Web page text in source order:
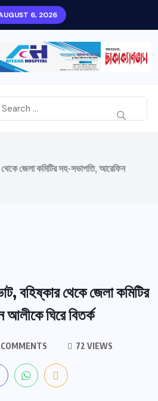
6, 2026
থেকে জেলা কমিটির সহ-সভাপতি, আরেফিন
বহিষ্কার থেকে জেলা কমিটির
ঘিরে বিতর্ক
72 VIEWS